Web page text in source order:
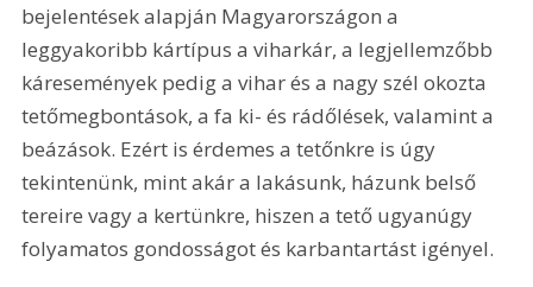
bejelentések alapján Magyarországon a
leggyakoribb kártípus a viharkár, a legjellemzőbb
káresemények pedig a vihar és a nagy szél okozta
tetőmegbontások, a fa ki- és rádőlések, valamint a
beázások. Ezért is érdemes a tetőnkre is úgy
tekintenünk, mint akár a lakásunk, házunk belső
tereire vagy a kertünkre, hiszen a tető ugyanúgy
folyamatos gondosságot és karbantartást igényel.